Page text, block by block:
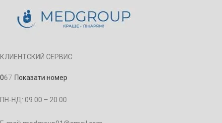
КЛИЕНТСКИЙ СЕРВИС
067 Показати номер
ПН-НД: 09.00 – 20.00